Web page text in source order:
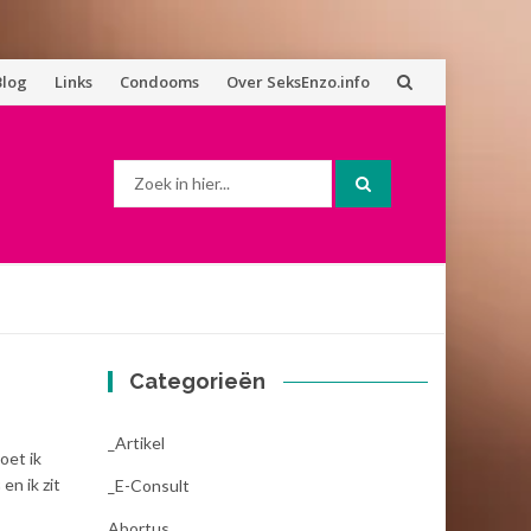
Links Condooms Over SeksEnzo.info
ik
ik zit
Categorieën
_Artikel
_E-Consult